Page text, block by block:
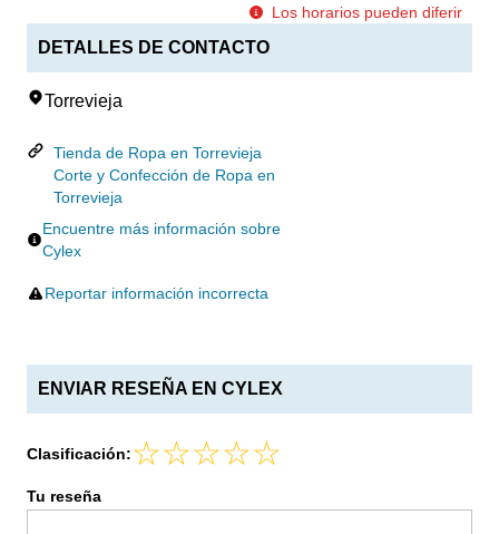
Los horarios pueden diferir
DETALLES DE CONTACTO
Torrevieja
Tienda de Ropa en Torrevieja
Corte y Confección de Ropa en
Torrevieja
Encuentre más información sobre
Cylex
Reportar información incorrecta
ENVIAR RESEÑA EN CYLEX
Clasificación:
Tu reseña